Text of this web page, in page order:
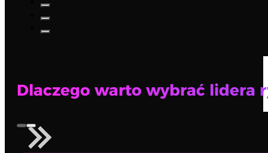
Dlaczego warto wybrać lidera